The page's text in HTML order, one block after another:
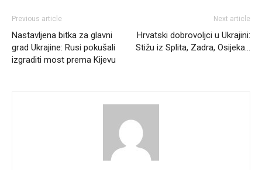
Previous article
Nastavljena bitka za glavni
grad Ukrajine: Rusi pokušali
izgraditi most prema Kijevu
Next article
Hrvatski dobrovoljci u Ukrajini:
Stižu iz Splita, Zadra, Osijeka…